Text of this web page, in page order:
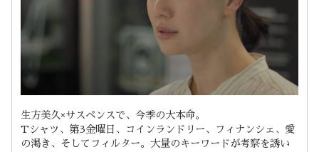
生方美久×サスペンスで、今季の大本命。
Tシャツ、第3金曜日、コインランドリー、フィナンシェ、愛
の渇き、そしてフィルター。大量のキーワードが考察を誘い